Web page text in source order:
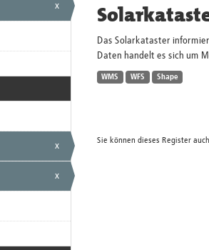
x
x
x
Das Solarkataster
Daten handelt es sich um
WMS WFS Shape
Sie können dieses Register